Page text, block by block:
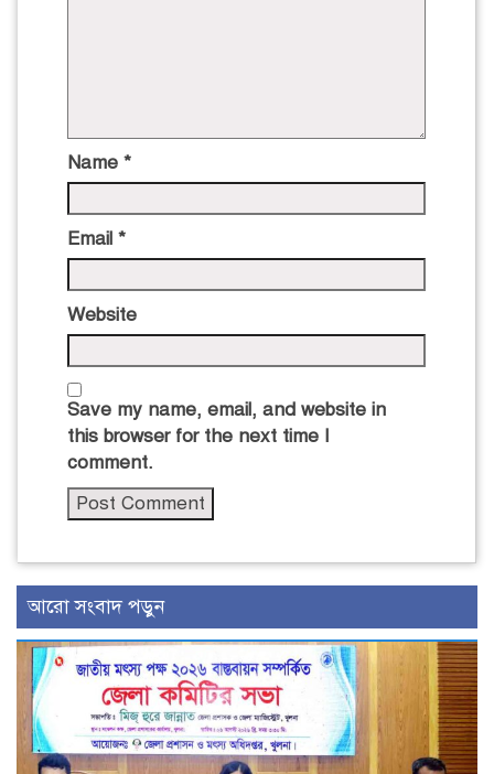
Name *
Email *
Website
Save my name, email, and website in
this browser for the next time I
comment.
আরো সংবাদ পড়ুন